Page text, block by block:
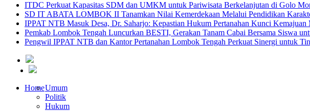
ITDC Perkuat Kapasitas SDM dan UMKM untuk Pariwisata Berkelanjutan di Golo
SD IT ABATA LOMBOK II Tanamkan Nilai Kemerdekaan Melalui Pendidikan
IPPAT NTB Masuk Desa, Dr. Saharjo: Kepastian Hukum Pertanahan Kunci Kemajuan
Pemkab Lombok Tengah Luncurkan BESTI, Gerakan Tanam Cabai Bersama Siswa
Pengwil IPPAT NTB dan Kantor Pertanahan Lombok Tengah Perkuat Sinergi untuk
HomeUmum
Politik
Hukum